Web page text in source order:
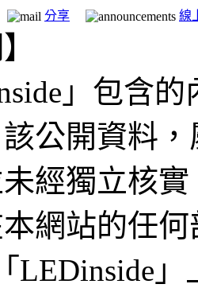
分享 線
」包含
公開資料
經獨立核
網站的任
LEDinside